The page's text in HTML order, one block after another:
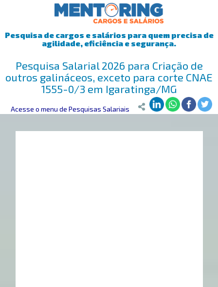
Pesquisa de cargos e salários para quem precisa de
agilidade, eficiência e segurança.
Pesquisa Salarial 2026 para Criação de
outros galináceos, exceto para corte CNAE
1555-0/3 em Igaratinga/MG
Mentoring>Pesquisa Salarial>Igaratinga/MG>Criação de
Acesse o menu de Pesquisas Salariais